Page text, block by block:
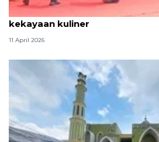
Tradisi hantaran Lebaran
kekayaan kuliner
11 April 2026